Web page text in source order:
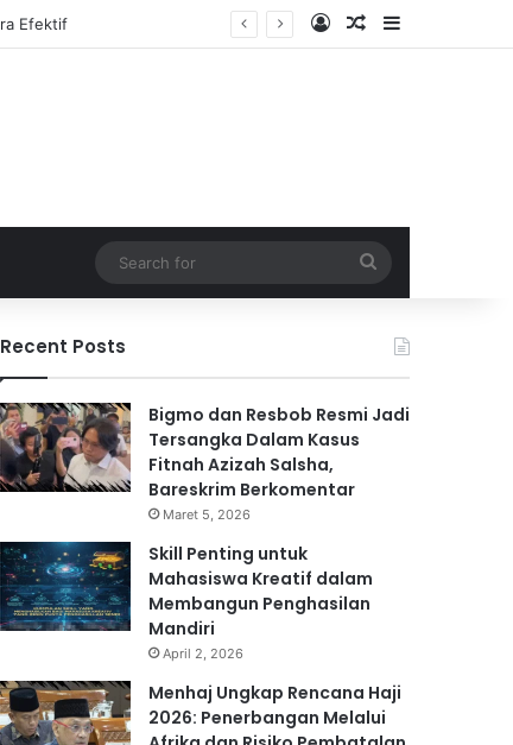
Log InRandom Article
Sidebar
for
Recent Posts
Bigmo dan Resbob Resmi Jadi
Tersangka Dalam Kasus
Fitnah Azizah Salsha,
Bareskrim Berkomentar
Maret 5, 2026
Skill Penting untuk
Mahasiswa Kreatif dalam
Membangun Penghasilan
Mandiri
April 2, 2026
Menhaj Ungkap Rencana Haji
2026: Penerbangan Melalui